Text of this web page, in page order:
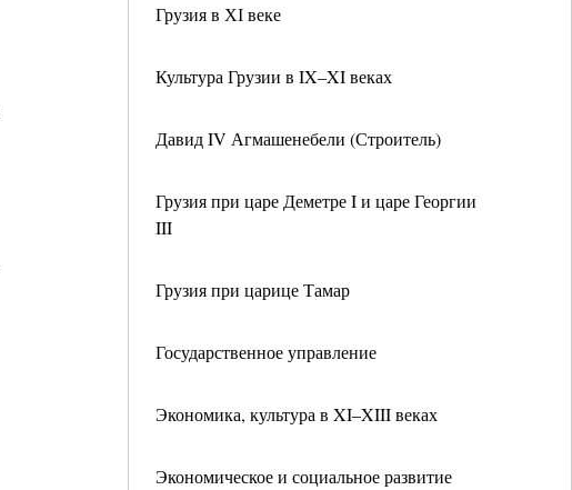
Грузия в ХІ веке
Культура Грузии в IX–XI веках
Давид IV Агмашенебели (Строитель)
Грузия при царе Деметре I и царе Георгии
III
Грузия при царице Тамар
Государственное управление
Экономика, культура в XI–XIII веках
Экономическое и социальное развитие